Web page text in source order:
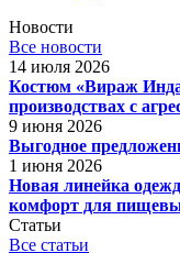
Новости
Все новости
14 июля 2026
Костюм «Вираж
производствах с
9 июня 2026
Выгодное
1 июня 2026
Новая линейка
комфорт для
Статьи
Все статьи